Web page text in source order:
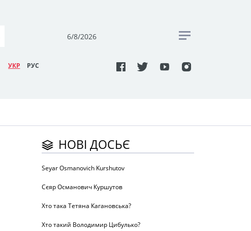
6/8/2026
УКР РУC
НОВІ ДОСЬЄ
Seyar Osmanovich Kurshutov
Сєяр Османович Куршутов
Хто така Тетяна Кагановська?
Хто такий Володимир Цибулько?